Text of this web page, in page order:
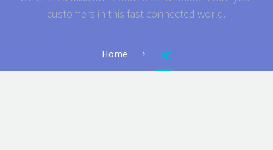
customers in this fast connected world.
Home Tag